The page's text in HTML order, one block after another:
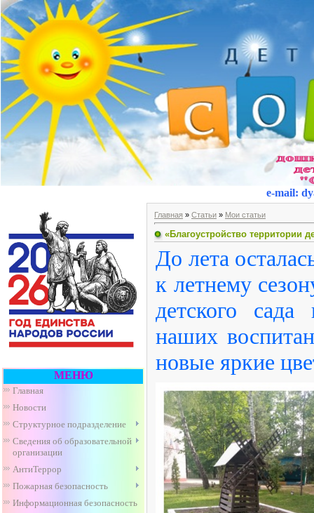
e-mail:
МЕНЮ
Главная
Новости
Структурное подразделение
Сведения об образовательной
организации
АнтиТеррор
Пожарная безопасность
Информационная безопасность
Главная » Статьи » Мои статьи
«Благоустройство территории
До лета
к летнему
детского
наших
новые яркие